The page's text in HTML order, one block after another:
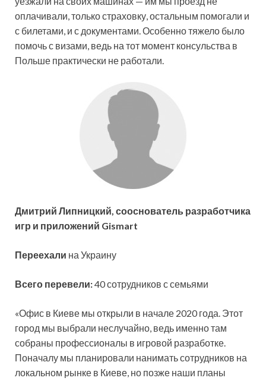
оплачивали, только страховку, остальным помогали и
с билетами, и с документами. Особенно тяжело было
помочь с визами, ведь на тот момент консульства в
Польше практически не работали.
Дмитрий Липницкий, сооснователь разработчика
игр и приложений Gismart
Переехали на Украину
Всего перевели:40 сотрудников с семьями
«Офис в Киеве мы открыли в начале 2020 года. Этот
город мы выбрали неслучайно, ведь именно там
собраны профессионалы в игровой разработке.
Поначалу мы планировали нанимать сотрудников на
локальном рынке в Киеве, но позже наши планы